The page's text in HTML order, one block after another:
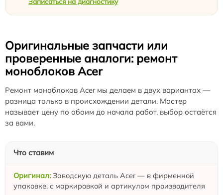
Оригинальные запчасти или
проверенные аналоги: ремонт
моноблоков Acer
Ремонт моноблоков Acer мы делаем в двух вариантах —
разница только в происхождении детали. Мастер
называет цену по обоим до начала работ, выбор остаётся
за вами.
Что ставим
Заводскую деталь Acer — в фирменной
упаковке, с маркировкой и артикулом производителя